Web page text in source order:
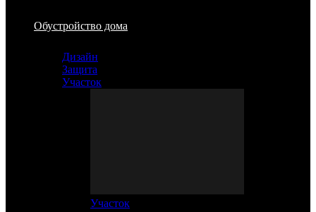
Обустройство дома
Дизайн
Защита
Участок
Участок